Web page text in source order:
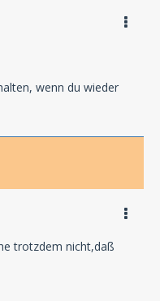
wenn du wieder
trotzdem nicht,daß